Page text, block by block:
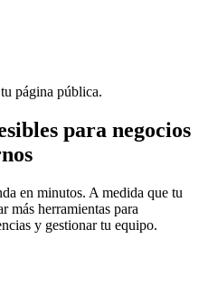
página pública.
para negocios
en minutos. A medida que tu
más herramientas para
y gestionar tu equipo.